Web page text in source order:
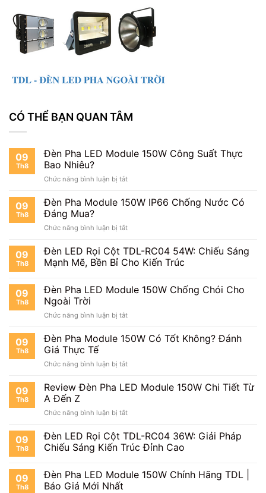
CÓ THỂ BẠN QUAN TÂM
09
Th8
Đèn Pha LED Module 150W Công Suất Thực
Bao Nhiêu?
Chức năng bình luận bị tắtở
Pha
LED
150W
Suất
Thực
09
Th8
Đèn Pha Module 150W IP66 Chống Nước Có
Đáng Mua?
Chức năng bình luận bị tắtở
Pha
Module
150W
Chống
Đáng
09
Th8
Đèn LED Rọi Cột TDL-RC04 54W: Chiếu Sáng
Mạnh Mẽ, Bền Bỉ Cho Kiến Trúc
09
Th8
Đèn Pha LED Module 150W Chống Chói Cho
Ngoài Trời
Chức năng bình luận bị tắtở
Pha
LED
150W
Chói
Trời
09
Th8
Đèn Pha Module 150W Có Tốt Không? Đánh
Giá Thực Tế
Chức năng bình luận bị tắtở
Pha
Có
Không?
Đánh
Tế
09
Th8
Review Đèn Pha LED Module 150W Chi Tiết Từ
A Đến Z
Chức năng bình luận bị tắtở
Đèn
Pha
LED
150W
09
Th8
Đèn LED Rọi Cột TDL-RC04 36W: Giải Pháp
Chiếu Sáng Kiến Trúc Đỉnh Cao
09
Th8
Đèn Pha LED Module 150W Chính Hãng TDL |
Báo Giá Mới Nhất